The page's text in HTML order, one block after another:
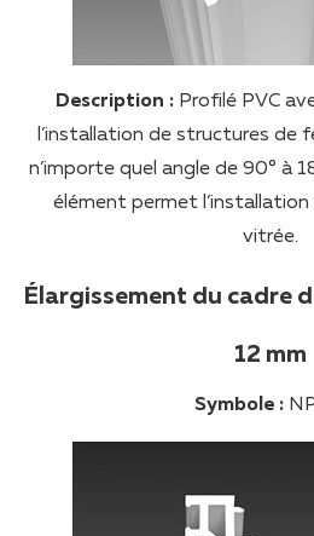
Description : Profilé PVC
l’installation de structures de
n’importe quel angle de 90° à
élément permet
vitrée.
Élargissement du cadre
12 mm
Symbole :